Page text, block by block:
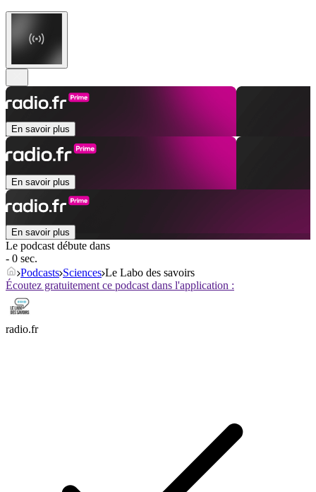
En savoir plus
En savoir plus
En savoir plus
Le podcast débute dans
- 0 sec.
Podcasts Sciences Le Labo des savoirs
Écoutez gratuitement ce podcast dans l'application :
radio.fr